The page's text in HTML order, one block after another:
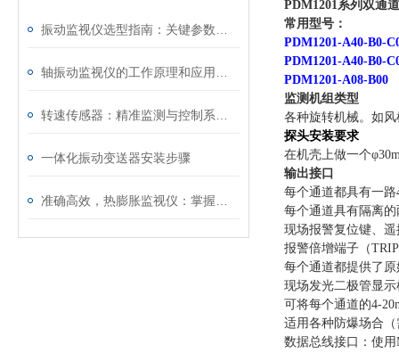
一体化振动变送器安装步骤
PDM1201系列双通
常用型号：
PDM1201-A40-B0-
PDM1201-A40-B0-
PDM1201-A08-B00
监测机组类型
各种旋转机械。如
探头安装要求
在机壳上做一个
输出接口
每个通道都具有一
每个通道具有隔离
现场报警复位键、
报警倍增端子（
每个通道都提供了
现场发光二极管显
可将每个通道的4-
适用各种防爆场合
数据总线接口：使